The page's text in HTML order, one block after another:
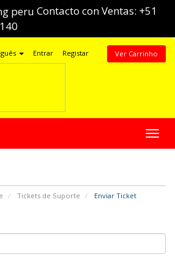
Contacto con Ventas: +51
Entrar Registar Ver Carrinho
Tickets de Suporte Enviar Ticket